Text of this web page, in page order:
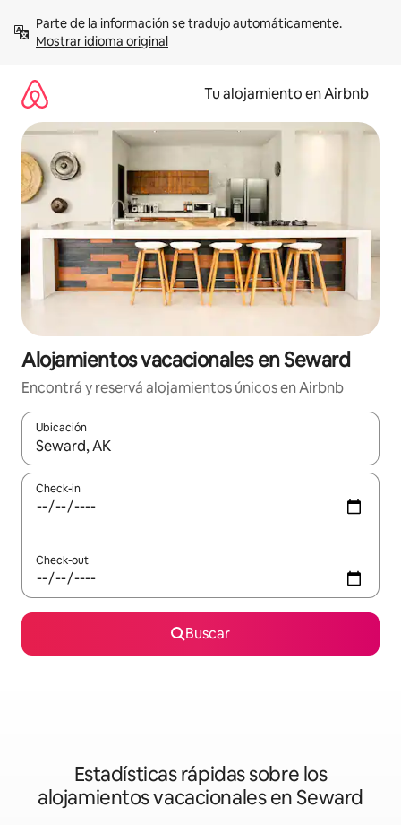
contenidoMostrar idioma original
Tu alojamiento en Airbnb
Alojamientos vacacionales en Seward
Encontrá y reservá alojamientos únicos en Airbnb
Ubicación
Cuando los resultados estén disponibles, navegá con las
Check-in
Check-out
Buscar
Estadísticas rápidas sobre los
alojamientos vacacionales en Seward